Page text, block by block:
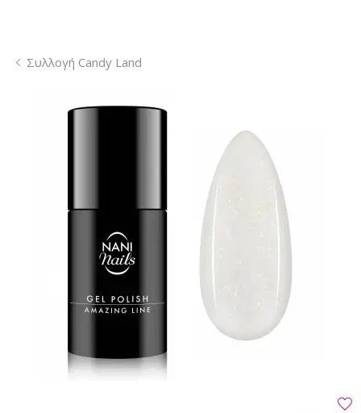
Συλλογή Candy Land